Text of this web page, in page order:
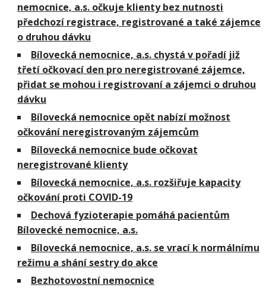
nemocnice, a.s. očkuje klienty bez nutnosti
předchozí registrace, registrované a také zájemce
o druhou dávku
Bílovecká nemocnice, a.s. chystá v pořadí již
třetí očkovací den pro neregistrované zájemce,
přidat se mohou i registrovaní a zájemci o druhou
dávku
Bílovecká nemocnice opět nabízí možnost
očkování neregistrovaným zájemcům
Bílovecká nemocnice bude očkovat
neregistrované klienty
Bílovecká nemocnice, a.s. rozšiřuje kapacity
očkování proti COVID-19
Dechová fyzioterapie pomáhá pacientům
Bílovecké nemocnice, a.s.
Bílovecká nemocnice, a.s. se vrací k normálnímu
režimu a shání sestry do akce
Bezhotovostní nemocnice